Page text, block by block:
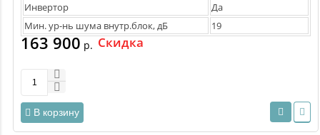
Инвертор
Да
Мин. ур-нь шума внутр.блок, дБ
19
163 900 р. Скидка
В корзину